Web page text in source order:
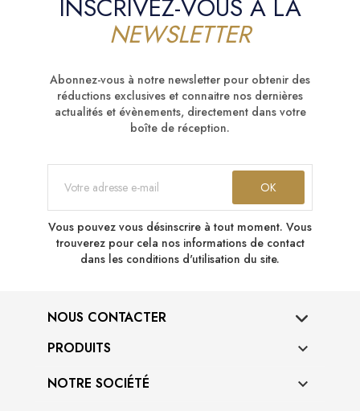
INSCRIVEZ-VOUS A LA
NEWSLETTER
Abonnez-vous à notre newsletter pour obtenir des
réductions exclusives et connaitre nos dernières
actualités et évènements, directement dans votre
boîte de réception.
Vous pouvez vous désinscrire à tout moment. Vous
trouverez pour cela nos informations de contact
dans les conditions d'utilisation du site.
NOUS CONTACTER
PRODUITS

NOTRE SOCIÉTÉ 